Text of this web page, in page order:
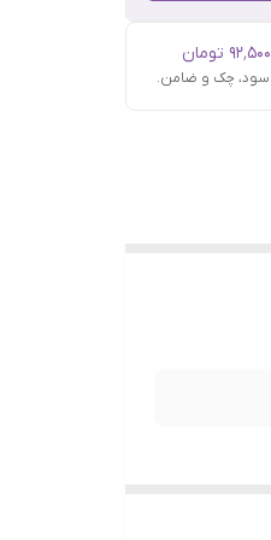
۹۲٬۵۰۰ تومان